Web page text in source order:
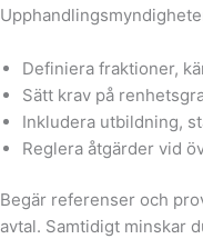
Definiera fraktioner,
Sätt krav på
Inkludera utbildning,
Reglera åtgärder vid
Begär referenser och
avtal. Samtidigt minskar